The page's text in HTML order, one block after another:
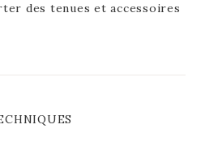
des tenues et accessoires